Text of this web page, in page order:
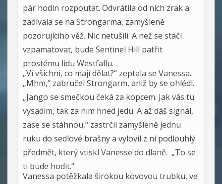
pár hodin rozpoutat. Odvrátila od nich zrak a
zadívala se na Strongarma, zamyšleně
pozorujícího věž. Nic netušili. A než se stačí
vzpamatovat, bude Sentinel Hill patřit
prostému lidu Westfallu.
„Ví všichni, co mají dělat?“ zeptala se Vanessa.
„Mhm,“ zabručel Strongarm, aniž by se ohlédl.
„Jango se smečkou čeká za kopcem. Jak vás tu
vysadim, tak za nim hned jedu. A až dáš signál,
zase se stáhnou,“ zastrčil zamyšleně jednu
ruku do sedlové brašny a vylovil z ní podlouhlý
předmět, který vtiskl Vanesse do dlaně. „To se
ti bude hodit.“
Vanessa potěžkala širokou kovovou trubku, ve